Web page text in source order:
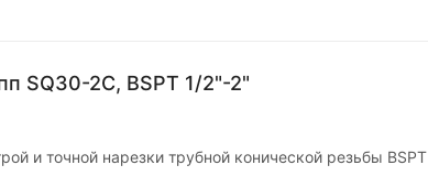
SQ30-2C, BSPT 1/2"-2"
и точной нарезки трубной конической резьбы BSPT